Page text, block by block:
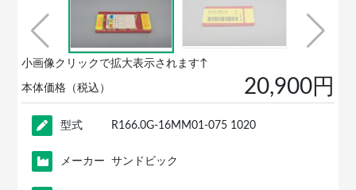
小画像クリックで拡大表示されます↑
本体価格（税込） 20,900円
型式 R166.0G-16MM01-075 1020
メーカー サンドビック